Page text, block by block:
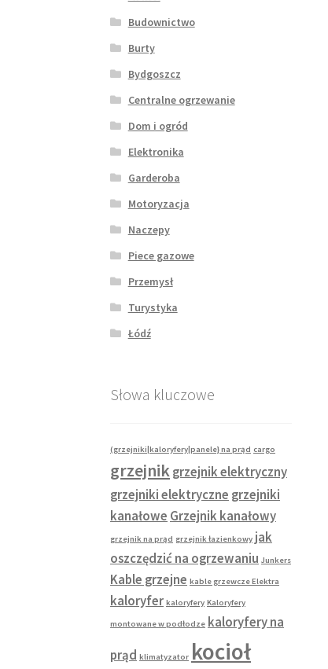
Budownictwo
Burty
Bydgoszcz
Centralne ogrzewanie
Dom i ogród
Elektronika
Garderoba
Motoryzacja
Naczepy
Piece gazowe
Przemysł
Turystyka
Łódź
Słowa kluczowe
(grzejniki|kaloryfery|panele} na prąd cargo
grzejnikgrzejnik elektryczny
grzejniki elektryczne grzejniki
kanałowe Grzejnik kanałowy
grzejnik na prąd grzejnik łazienkowy jak
oszczędzić na ogrzewaniu Junkers
Kable grzejne kable grzewcze Elektra
kaloryfer kaloryfery Kaloryfery
montowane w podłodze kaloryfery na
prąd klimatyzator kocioł